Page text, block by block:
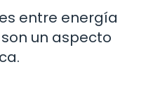
entre energía
un aspecto